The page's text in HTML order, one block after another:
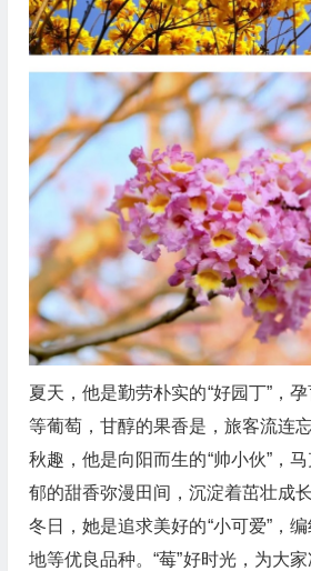
夏天，他是勤劳朴实的“好园丁”，
等葡萄，甘醇的果香是，旅客流连
秋趣，他是向阳而生的“帅小伙”，
郁的甜香弥漫田间，沉淀着茁壮成长
冬日，她是追求美好的“小可爱”，
地等优良品种。“莓”好时光，为大